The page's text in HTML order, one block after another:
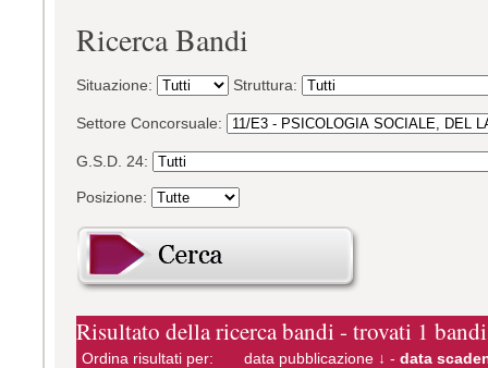
Ricerca Bandi
Situazione: Struttura:
Settore Concorsuale:
G.S.D. 24:
Posizione:
Risultato della ricerca bandi - trovati 1 bandi
Ordina risultati per: data pubblicazione ↓ - data